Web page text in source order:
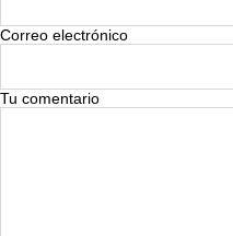
Correo electrónico
Tu comentario